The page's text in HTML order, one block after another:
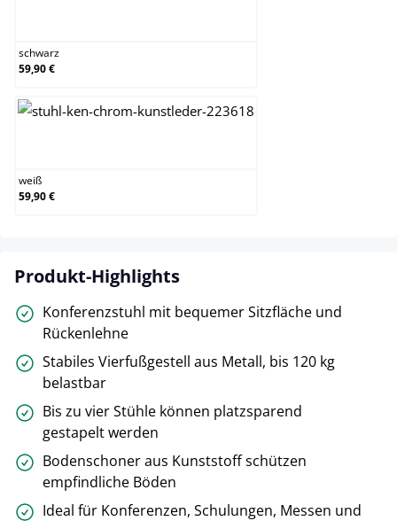
schwarz
59,90 €
weiß
59,90 €
Produkt-Highlights
Konferenzstuhl mit bequemer Sitzfläche und
Rückenlehne
Stabiles Vierfußgestell aus Metall, bis 120 kg
belastbar
Bis zu vier Stühle können platzsparend
gestapelt werden
Bodenschoner aus Kunststoff schützen
empfindliche Böden
Ideal für Konferenzen, Schulungen, Messen und